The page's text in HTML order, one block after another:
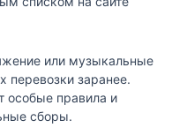
или музыкальные
перевозки заранее.
особые правила и
сборы.